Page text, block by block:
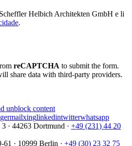
Helbich Architekten GmbH e li
.
reCAPTCHA to submit the form.
share data with third-party providers.
unblock content
mailxinglinkedintwitterwhatsapp
3 · 44263 Dortmund · +49 (231) 44 20
61 · 10999 Berlin · +49 (30) 23 32 75